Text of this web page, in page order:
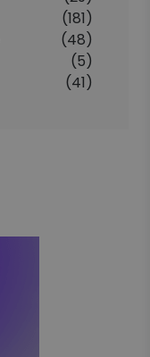
(181)
(48)
(5)
(41)